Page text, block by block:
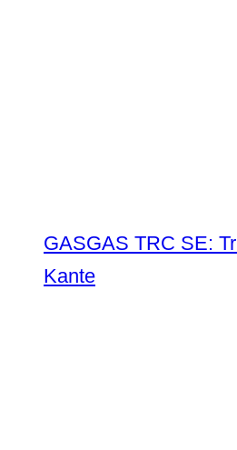
GASGAS TRC SE:
Kante